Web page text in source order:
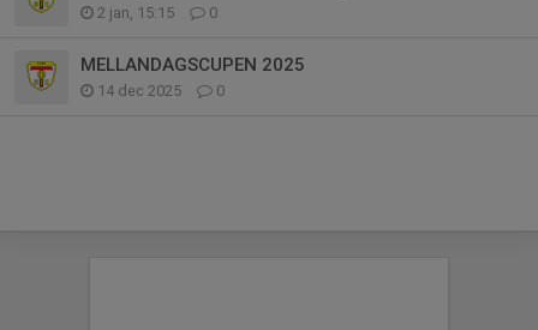
2 jan, 15:15 0
MELLANDAGSCUPEN 2025
14 dec 2025 0